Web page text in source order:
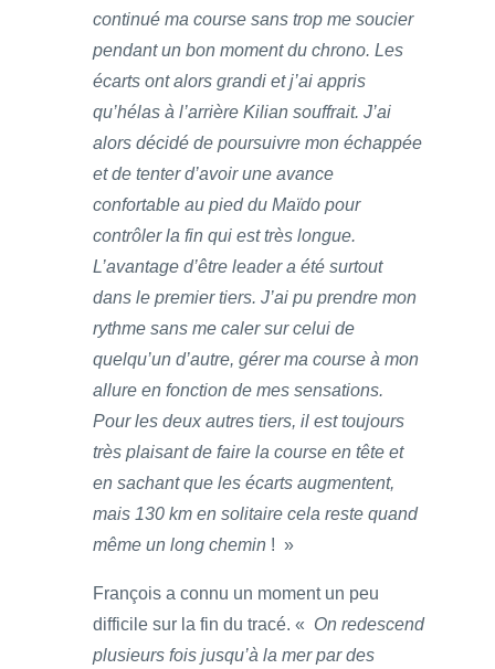
continué ma course sans trop me soucier
pendant un bon moment du chrono. Les
écarts ont alors grandi et j’ai appris
qu’hélas à l’arrière Kilian souffrait. J’ai
alors décidé de poursuivre mon échappée
et de tenter d’avoir une avance
confortable au pied du Maïdo pour
contrôler la fin qui est très longue.
L’avantage d’être leader a été surtout
dans le premier tiers. J’ai pu prendre mon
rythme sans me caler sur celui de
quelqu’un d’autre, gérer ma course à mon
allure en fonction de mes sensations.
Pour les deux autres tiers, il est toujours
très plaisant de faire la course en tête et
en sachant que les écarts augmentent,
mais 130 km en solitaire cela reste quand
même un long chemin ! »
François a connu un moment un peu
difficile sur la fin du tracé. « On redescend
plusieurs fois jusqu’à la mer par des